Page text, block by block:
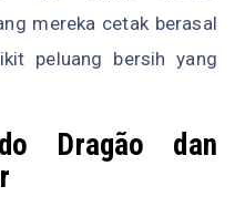
mereka cetak berasal
peluang bersih yang
Dragão dan